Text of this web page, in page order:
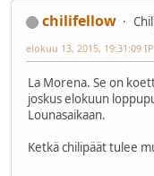
chilifellow
elokuu 13, 2015, 19:31:09 IP
La Morena. Se on
joskus elokuun
Lounasaikaan.
Ketkä chilipäät tulee